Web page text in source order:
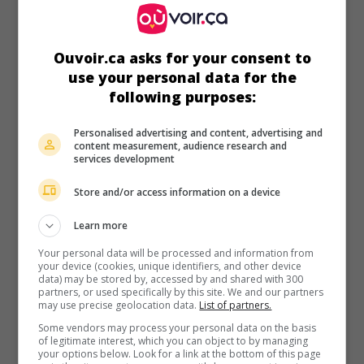
au cinéma
Echo Valley
É.-U. 2025. Thrillerde Michael Pearce (II) avec Julianne
Moore, Sydney Sweeney,Domhnall Gleeson. La
propriétaire d'un ranch de Pennsylvanie est entraînée par sa
Durée:
83 min.
partout au cinéma dès le 21 août 2026
Late Fame
É.-U. 2025. Drame Willem Dafoe
Lee,Edmund Donovan . Un poète tombé dans l'oubli
connaît une nouvelle notoriété lorsqu'un groupe d'artistes
Ouvoir.ca asks for your consent to
use your personal data for the
following purposes:
Personalised advertising and content, advertising and
content measurement, audience research and
services development
Store and/or access information on a device
Learn more
Your personal data will be processed and information from
your device (cookies, unique identifiers, and other device
data) may be stored by, accessed by and shared with 300
partners, or used specifically by this site. We and our partners
may use precise geolocation data. List of partners.
Some vendors may process your personal data on the basis
of legitimate interest, which you can object to by managing
your options below. Look for a link at the bottom of this page